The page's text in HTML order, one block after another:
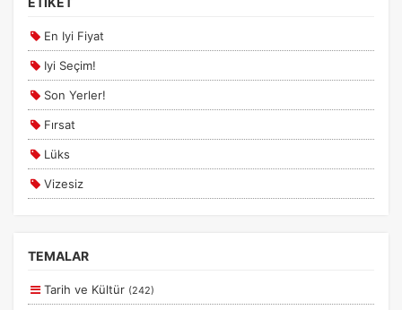
Sinop Erfelek Turları
Şanlıurfa Mardin Turları
Şile Ağva Turları
Uçaklı Butik Turlar
Ulaşımlı Tatil Turları
Van Turları
Yurtiçi Kurban Bayramı Turları
En Iyi Fiyat
Iyi Seçim!
Son Yerler!
Fırsat
Lüks
Vizesiz
Planlanan
TEMALAR
Tarih ve Kültür (242)